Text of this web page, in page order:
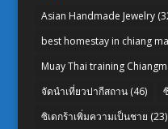
Asian Handmade Jewelry
best homestay in chiang
Muay Thai training
จัดนำเที่ยวปากีสถาน(46)
ซิเดกร้าเพิ่มความเป็นชาย (23)